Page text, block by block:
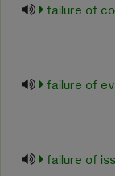
failure of
failure of
failure of